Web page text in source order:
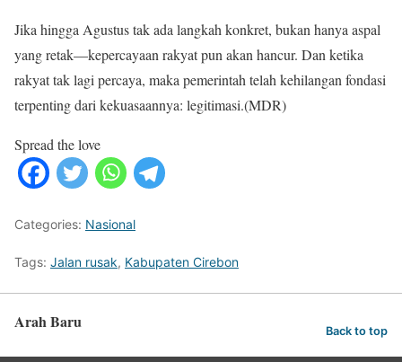
Jika hingga Agustus tak ada langkah konkret, bukan hanya aspal
yang retak—kepercayaan rakyat pun akan hancur. Dan ketika
rakyat tak lagi percaya, maka pemerintah telah kehilangan fondasi
terpenting dari kekuasaannya: legitimasi.(MDR)
Spread the love
Categories: Nasional
Tags: Jalan rusak, Kabupaten Cirebon
Arah Baru Back to top